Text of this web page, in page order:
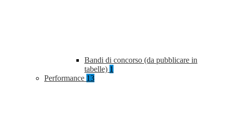
Bandi di concorso (da pubblicare in
tabelle) 1
Performance 13